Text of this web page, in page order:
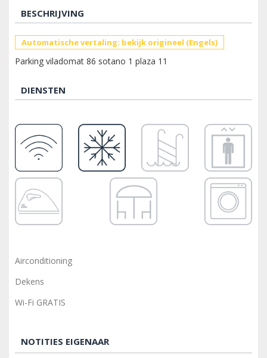
BESCHRIJVING
Automatische vertaling: bekijk origineel (Engels)
Parking viladomat 86 sotano 1 plaza 11
DIENSTEN
Airconditioning
Dekens
Wi-Fi GRATIS
NOTITIES EIGENAAR